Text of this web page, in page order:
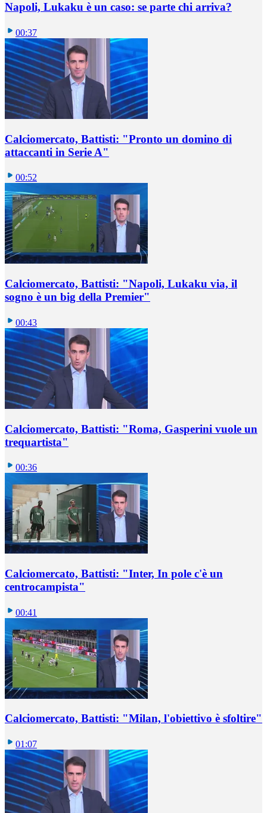
Napoli, Lukaku è un caso: se parte chi arriva?
00:37
Calciomercato, Battisti: "Pronto un domino di
attaccanti in Serie A"
00:52
Calciomercato, Battisti: "Napoli, Lukaku via, il
sogno è un big della Premier"
00:43
Calciomercato, Battisti: "Roma, Gasperini vuole un
trequartista"
00:36
Calciomercato, Battisti: "Inter, In pole c'è un
centrocampista"
00:41
Calciomercato, Battisti: "Milan, l'obiettivo è sfoltire"
01:07